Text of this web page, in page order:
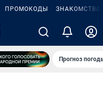
ПРОМОКОДЫ ЗНАКОМСТВА
Прогноз